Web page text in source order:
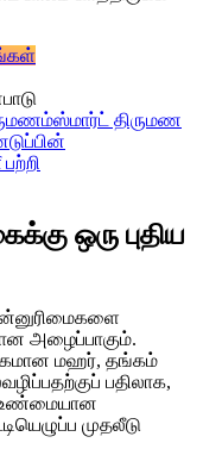
ஸ்மார்ட் திருமண
ஒரு புதிய
அழைப்பாகும்.
மஹர், தங்கம்
பதிலாக,
உண்மையான
முதலீடு